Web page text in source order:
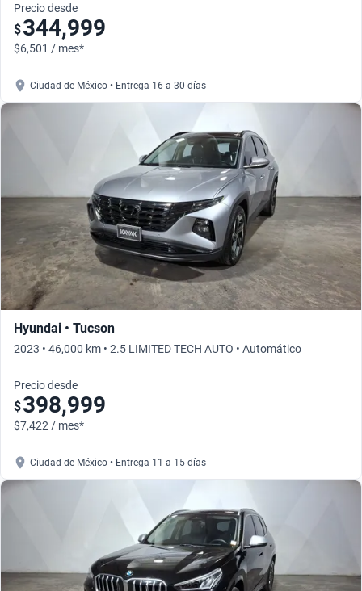
Precio desde
$344,999
$6,501 / mes*
Ciudad de México • Entrega 16 a 30 días
Hyundai • Tucson
2023 • 46,000 km • 2.5 LIMITED TECH AUTO • Automático
Precio desde
$398,999
$7,422 / mes*
Ciudad de México • Entrega 11 a 15 días